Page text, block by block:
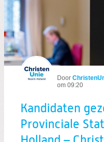
Kandidaten
Door
om 09:20
Kandidaten
Provinciale